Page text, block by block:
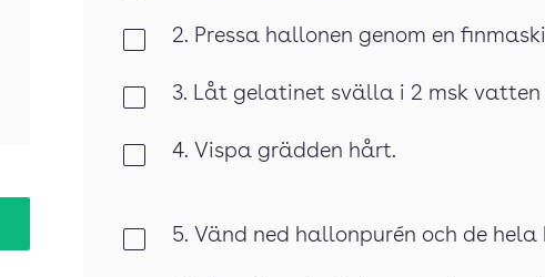
2. Pressa hallonen genom en
3. Låt gelatinet svälla i 2 msk vatten
4. Vispa grädden hårt.
5. Vänd ned hallonpurén och de